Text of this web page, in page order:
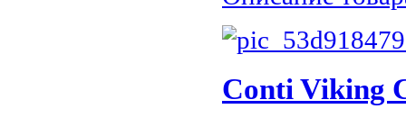
Conti Viking